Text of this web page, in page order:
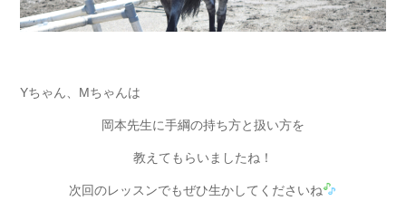
Yちゃん、Mちゃんは
岡本先生に手綱の持ち方と扱い方を
教えてもらいましたね！
次回のレッスンでもぜひ生かしてくださいね